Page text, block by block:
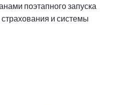
поэтапного запуска
и системы